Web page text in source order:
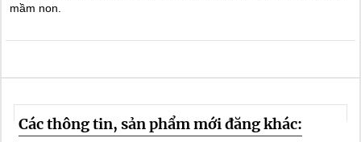
mầm non.
Các thông tin, sản phẩm mới đăng khác: